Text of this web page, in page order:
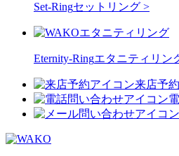
Set-Ringセットリング >
Eternity-Ringエタニティリン
来店予約